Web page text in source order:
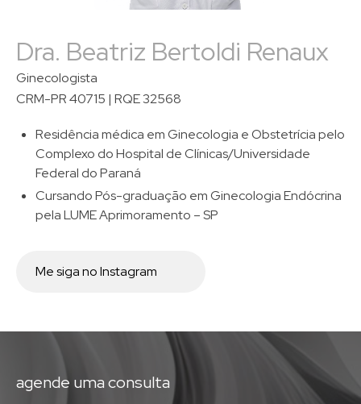
Dra. Beatriz Bertoldi Renaux
Ginecologista
CRM-PR 40715 | RQE 32568
Residência médica em Ginecologia e Obstetrícia pelo
Complexo do Hospital de Clínicas/Universidade
Federal do Paraná
Cursando Pós-graduação em Ginecologia Endócrina
pela LUME Aprimoramento – SP
Me siga no Instagram
agende uma consulta